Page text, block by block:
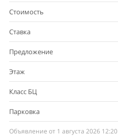
Стоимость
Ставка
Предложение
Этаж
Класс БЦ
Парковка
Объявление от 1 августа 2026 12:20